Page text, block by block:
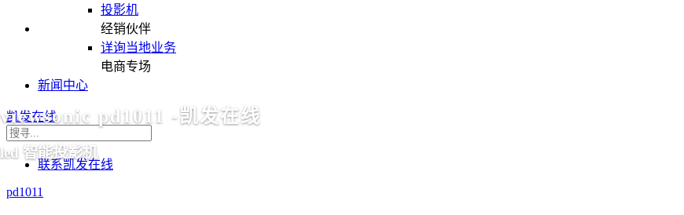
viewsonic pd1011 -凯发在线
led 智能投影机
投影机
经销伙伴
详询当地业务
电商专场
新闻中心
凯发在线
联系凯发在线
pd1011